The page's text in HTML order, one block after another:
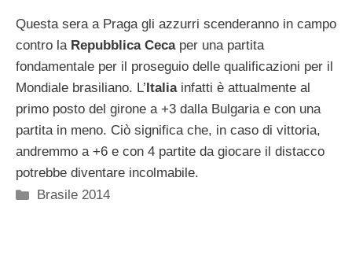
Questa sera a Praga gli azzurri scenderanno in campo
contro la Repubblica Cecaper una partita
fondamentale per il proseguio delle qualificazioni per il
Mondiale brasiliano. L’ Italiainfatti è attualmente al
primo posto del girone a +3 dalla Bulgaria e con una
partita in meno. Ciò significa che, in caso di vittoria,
andremmo a +6 e con 4 partite da giocare il distacco
potrebbe diventare incolmabile.
Categorie
Brasile 2014